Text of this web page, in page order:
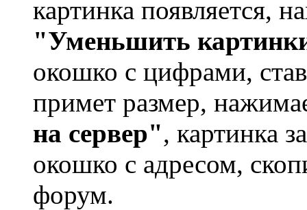
картинка появляется,
"Уменьшить
окошко с цифрами,
примет размер,
на сервер", картинка
окошко с адресом,
форум.